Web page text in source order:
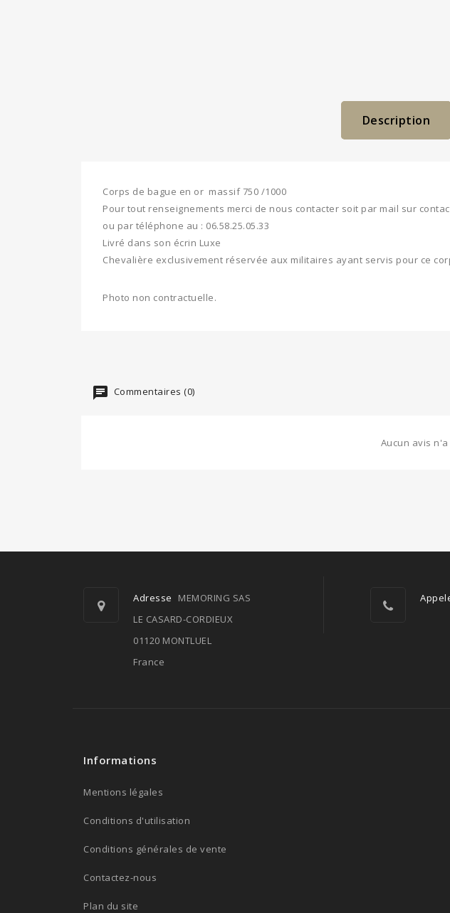
Description
Corps de bague en or massif 750 /1000
Pour tout renseignements merci de nous contacter soit par mail sur
ou par téléphone au : 06.58.25.05.33
Livré dans son écrin Luxe
Chevalière exclusivement réservée aux militaires ayant servis pour ce
Photo non contractuelle.
Commentaires (0)
Aucun avis
Adresse
MEMORING SAS
LE CASARD-CORDIEUX
01120 MONTLUEL
France
Informations
Mentions légales
Conditions d'utilisation
Conditions générales de vente
Contactez-nous
Plan du site